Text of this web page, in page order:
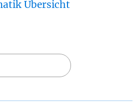
Übersicht